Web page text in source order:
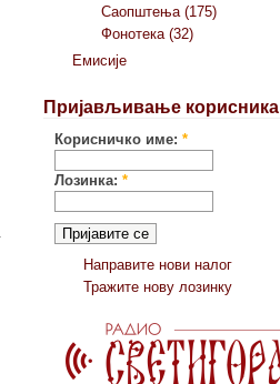
Саопштења (175)
Фонотека (32)
Емисије
Пријављивање корисника
Корисничко име: *
Лозинка: *
Направите нови налог
Тражите нову лозинку